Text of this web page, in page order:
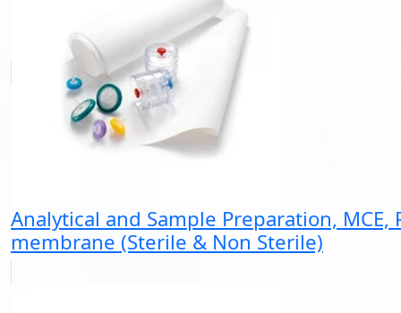
Analytical and Sample Preparation, MCE,
membrane (Sterile & Non Sterile)